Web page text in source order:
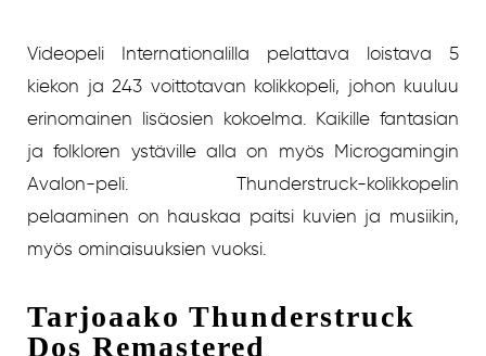
Videopeli Internationalilla pelattava loistava 5
kiekon ja 243 voittotavan kolikkopeli, johon kuuluu
erinomainen lisäosien kokoelma. Kaikille fantasian
ja folkloren ystäville alla on myös Microgamingin
Avalon-peli. Thunderstruck-kolikkopelin
pelaaminen on hauskaa paitsi kuvien ja musiikin,
myös ominaisuuksien vuoksi.
Tarjoaako Thunderstruck
Dos Remastered